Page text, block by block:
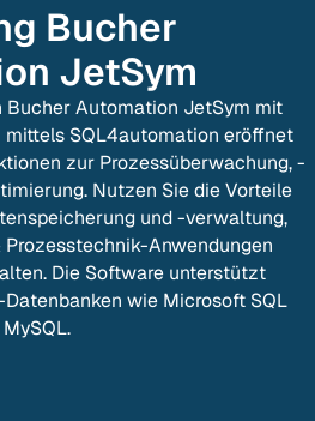
Bucher
JetSym
Bucher Automation JetSym mit
mittels SQL4automation eröffnet
zur Prozessüberwachung, -
Nutzen Sie die Vorteile
und -verwaltung,
Anwendungen
Die Software unterstützt
wie Microsoft SQL